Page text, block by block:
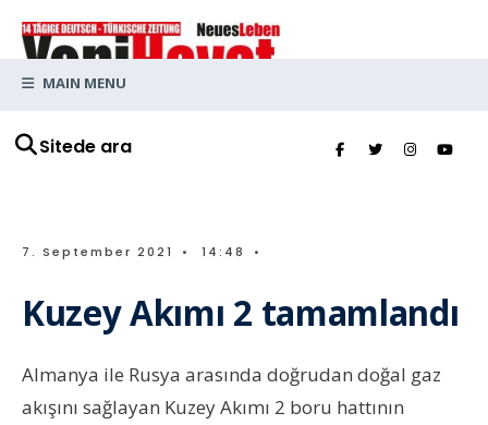
Sitede ara
MAIN MENU
7. September 2021 • 14:48 •
Kuzey Akımı 2 tamamlandı
Almanya ile Rusya arasında doğrudan doğal gaz
akışını sağlayan Kuzey Akımı 2 boru hattının